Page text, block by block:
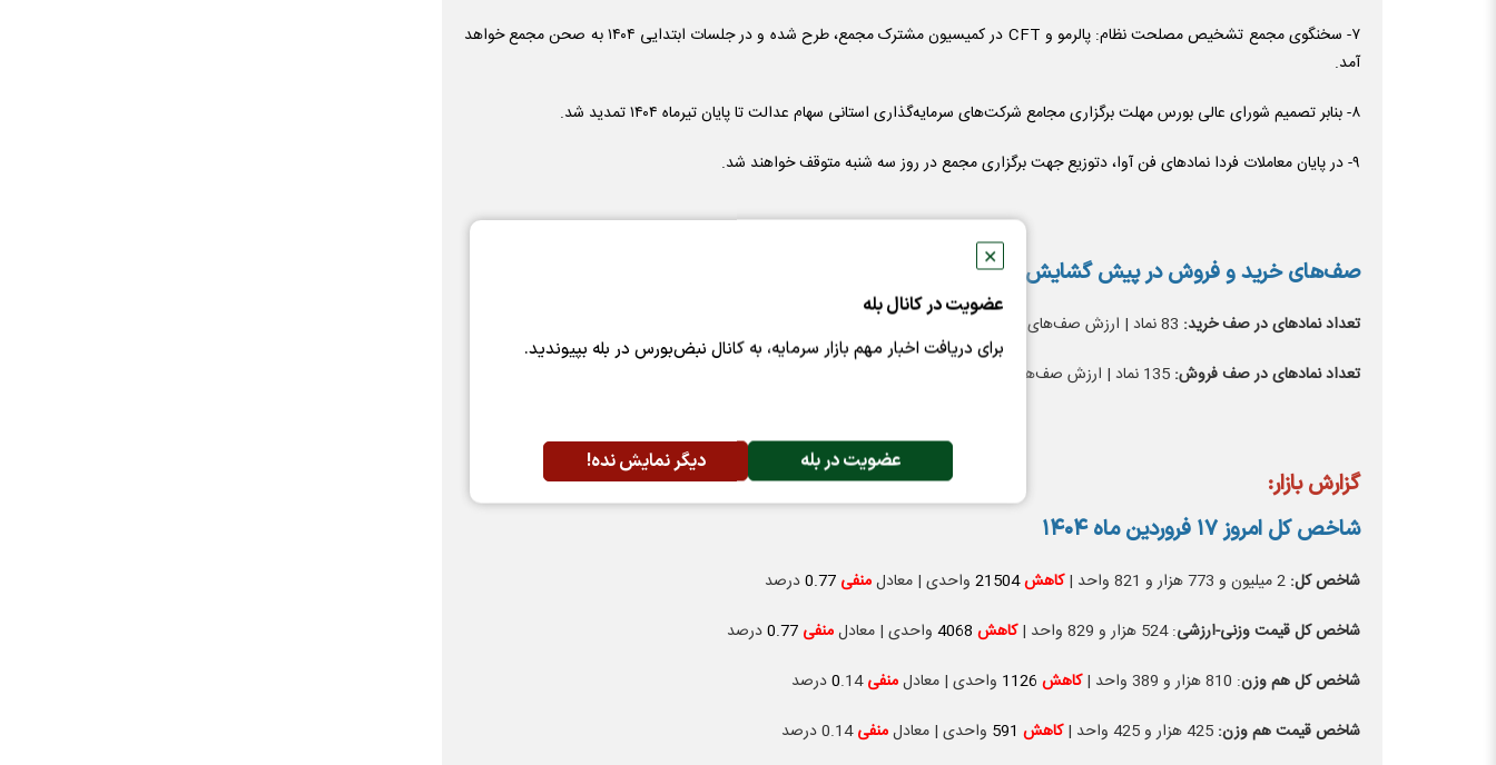
✕
عضویت در کانال بله
برای دریافت اخبار مهم بازار سرمایه، به کانال نبض‌بورس در بله بپیوندید.
عضویت در بله دیگر نمایش نده!
۷- سخنگوی مجمع تشخیص مصلحت نظام: پالرمو و CFT در کمیسیون مشترک مجمع، طرح شده و در جلسات ابتدایی ۱۴۰۴ به صحن مجمع خواهد
آمد.
۸- بنابر تصمیم شورای عالی بورس مهلت برگزاری مجامع شرکت‌های سرمایه‌گذاری استانی سهام عدالت تا پایان تیرماه ۱۴۰۴ تمدید شد.
۹- در پایان معاملات فردا نماد‌های فن آوا، دتوزیع جهت برگزاری مجمع در روز سه شنبه متوقف خواهند شد.
صف‌های خرید و فروش در پیش گشایش
تعداد نماد‌های در صف خرید:
تعداد نماد‌های در صف فروش:
گزارش بازار:
شاخص کل امروز ۱۷ فروردین ماه ۱۴۰۴
شاخص کل: 2 میلیون و 773 هزار و 821 واحد | کاهش21504 واحدی | معادلمنفی 0.77درصد
شاخص کل قیمت وزنی-ارزشی: 524 هزار و 829 واحد | کاهش 4068 واحدی | معادلمنفی 0.77درصد
شاخص کل هم وزن: 810 هزار و 389 واحد | کاهش 1126 واحدی | معادلمنفی 0.14 درصد
شاخص قیمت هم وزن:
کاهش 591 واحدی | معادلمنفی0.14 درصد